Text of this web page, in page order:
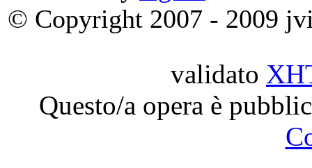
© Copyright 2007 - 2009
validato
Questo/a opera è